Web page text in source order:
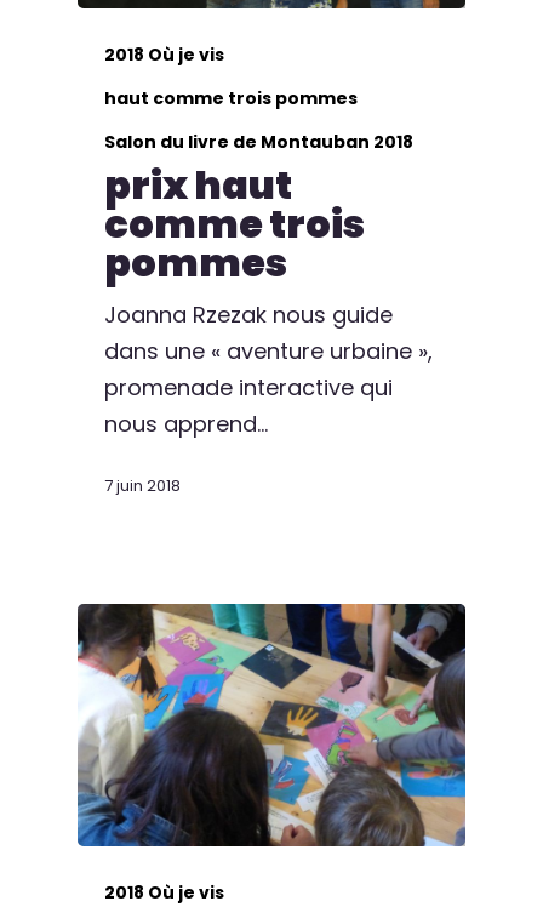
2018 Où je vis
haut comme trois pommes
Salon du livre de Montauban 2018
prix haut
comme trois
pommes
Joanna Rzezak nous guide
dans une « aventure urbaine »,
promenade interactive qui
nous apprend…
7 juin 2018
2018 Où je vis